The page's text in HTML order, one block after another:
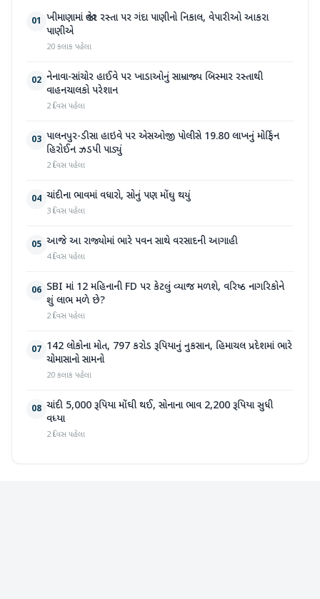
01 ખીમાણામાં જાહેર રસ્તા પર ગંદા પાણીનો નિકાલ, વેપારીઓ આકરા
પાણીએ
20 કલાક પહેલા
02 નેનાવા-સાંચોર હાઈવે પર ખાડાઓનું સામ્રાજ્ય બિસ્માર રસ્તાથી
વાહનચાલકો પરેશાન
2 દિવસ પહેલા
03 પાલનપુર-ડીસા હાઇવે પર એસઓજી પોલીસે 19.80 લાખનું મોર્ફિન
હિરોઈન ઝડપી પાડ્યું
2 દિવસ પહેલા
04 ચાંદીના ભાવમાં વધારો, સોનું પણ મોંઘુ થયું
3 દિવસ પહેલા
05 આજે આ રાજ્યોમાં ભારે પવન સાથે વરસાદની આગાહી
4 દિવસ પહેલા
06 SBI માં 12 મહિનાની FD પર કેટલું વ્યાજ મળશે, વરિષ્ઠ નાગરિકોને
શું લાભ મળે છે?
2 દિવસ પહેલા
07 142 લોકોના મોત, 797 કરોડ રૂપિયાનું નુકસાન, હિમાચલ પ્રદેશમાં ભારે
ચોમાસાનો સામનો
20 કલાક પહેલા
08 ચાંદી 5,000 રૂપિયા મોંઘી થઈ, સોનાના ભાવ 2,200 રૂપિયા સુધી
વધ્યા
2 દિવસ પહેલા